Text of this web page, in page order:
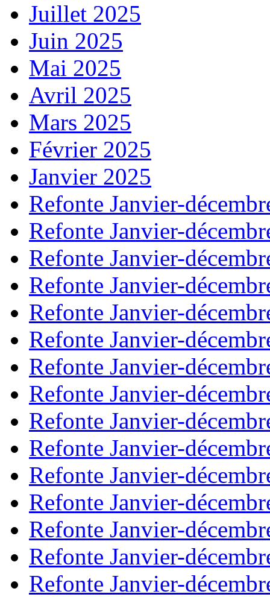
Juillet 2025
Juin 2025
Mai 2025
Avril 2025
Mars 2025
Février 2025
Janvier 2025
Refonte Janvier-
Refonte Janvier-
Refonte Janvier-
Refonte Janvier-
Refonte Janvier-
Refonte Janvier-
Refonte Janvier-
Refonte Janvier-
Refonte Janvier-
Refonte Janvier-
Refonte Janvier-
Refonte Janvier-
Refonte Janvier-
Refonte Janvier-
Refonte Janvier-